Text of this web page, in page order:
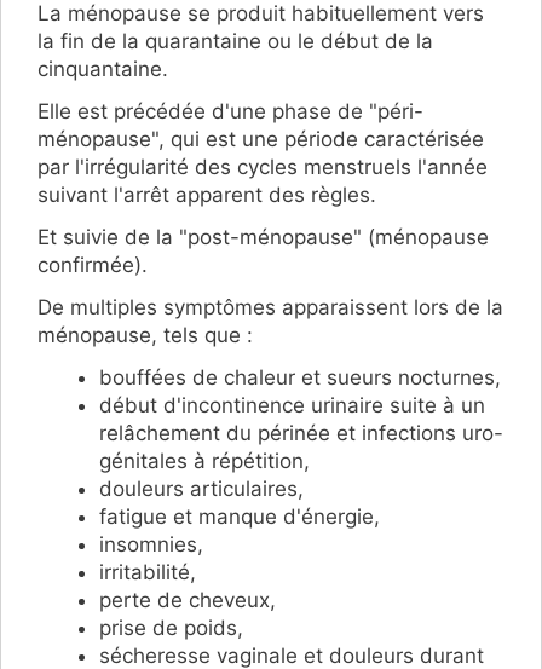
La ménopause se produit habituellement vers
la fin de la quarantaine ou le début de la
cinquantaine.
Elle est précédée d'une phase de "péri-
ménopause", qui est une période caractérisée
par l'irrégularité des cycles menstruels l'année
suivant l'arrêt apparent des règles.
Et suivie de la "post-ménopause" (ménopause
confirmée).
De multiples symptômes apparaissent lors de la
ménopause, tels que :
bouffées de chaleur et sueurs nocturnes,
début d'incontinence urinaire suite à un
relâchement du périnée et infections uro-
génitales à répétition,
douleurs articulaires,
fatigue et manque d'énergie,
insomnies,
irritabilité,
perte de cheveux,
prise de poids,
sécheresse vaginale et douleurs durant